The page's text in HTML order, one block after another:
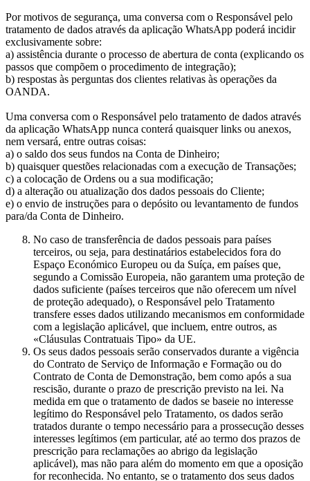
Por motivos de segurança, uma conversa com o Responsável pelo
tratamento de dados através da aplicação WhatsApp poderá incidir
exclusivamente sobre:
a) assistência durante o processo de abertura de conta (explicando os
passos que compõem o procedimento de integração);
b) respostas às perguntas dos clientes relativas às operações da
OANDA.
Uma conversa com o Responsável pelo tratamento de dados através
da aplicação WhatsApp nunca conterá quaisquer links ou anexos,
nem versará, entre outras coisas:
a) o saldo dos seus fundos na Conta de Dinheiro;
b) quaisquer questões relacionadas com a execução de Transações;
c) a colocação de Ordens ou a sua modificação;
d) a alteração ou atualização dos dados pessoais do Cliente;
e) o envio de instruções para o depósito ou levantamento de fundos
para/da Conta de Dinheiro.
No caso de transferência de dados pessoais para países
terceiros, ou seja, para destinatários estabelecidos fora do
Espaço Económico Europeu ou da Suíça, em países que,
segundo a Comissão Europeia, não garantem uma proteção de
dados suficiente (países terceiros que não oferecem um nível
de proteção adequado), o Responsável pelo Tratamento
transfere esses dados utilizando mecanismos em conformidade
com a legislação aplicável, que incluem, entre outros, as
«Cláusulas Contratuais Tipo» da UE.
Os seus dados pessoais serão conservados durante a vigência
do Contrato de Serviço de Informação e Formação ou do
Contrato de Conta de Demonstração, bem como após a sua
rescisão, durante o prazo de prescrição previsto na lei. Na
medida em que o tratamento de dados se baseie no interesse
legítimo do Responsável pelo Tratamento, os dados serão
tratados durante o tempo necessário para a prossecução desses
interesses legítimos (em particular, até ao termo dos prazos de
prescrição para reclamações ao abrigo da legislação
aplicável), mas não para além do momento em que a oposição
for reconhecida. No entanto, se o tratamento dos seus dados